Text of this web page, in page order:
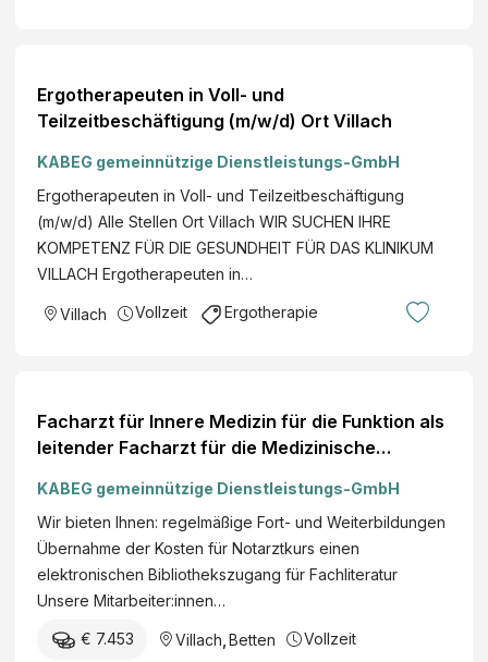
Ergotherapeuten in Voll- und
Teilzeitbeschäftigung (m/w/d) Ort Villach
KABEG gemeinnützige Dienstleistungs-GmbH
Ergotherapeuten in Voll- und Teilzeitbeschäftigung
(m/w/d) Alle Stellen Ort Villach WIR SUCHEN IHRE
KOMPETENZ FÜR DIE GESUNDHEIT FÜR DAS KLINIKUM
VILLACH Ergotherapeuten in…
Villach Vollzeit Ergotherapie
Facharzt für Innere Medizin für die Funktion als
leitender Facharzt für die Medizinische
Ort Villach
KABEG gemeinnützige Dienstleistungs-GmbH
Wir bieten Ihnen: regelmäßige Fort- und Weiterbildungen
Übernahme der Kosten für Notarztkurs einen
elektronischen Bibliothekszugang für Fachliteratur
Unsere Mitarbeiter:innen…
€ 7.453 Villach Betten Vollzeit